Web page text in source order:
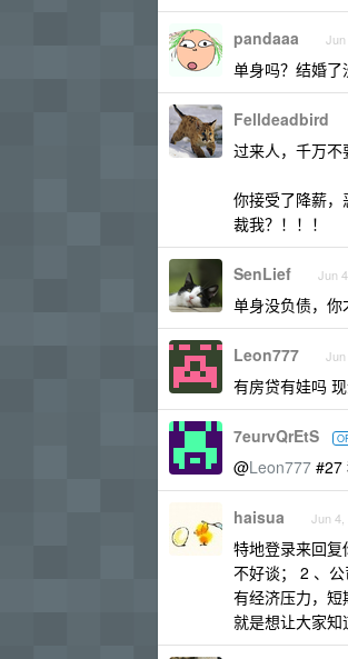
pandaaa
单身吗？结婚
Felldeadbird
过来人，千万不
你接受了降薪
裁我？！！！
SenLief Jun
单身没负债，你
Leon777
有房贷有娃吗
7eurvQrEtS
@Leon777 #27
haisua Jun 4,
特地登录来回
不好谈； 2 、
有经济压力，短
就是想让大家知